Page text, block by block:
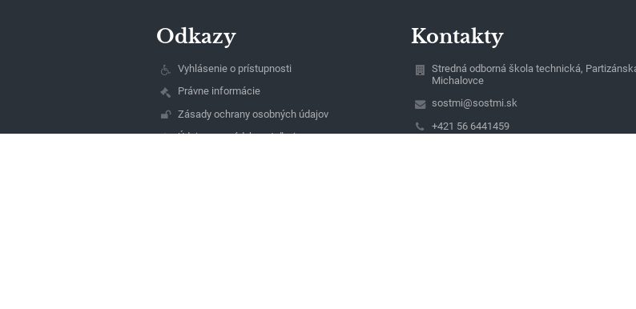
Odkazy
Vyhlásenie o prístupnosti
Právne informácie
Zásady ochrany osobných údajov
Údaje o prevádzkovateľovi
Kontakty
Stredná odborná škola technická,
Michalovce
sostmi@sostmi.sk
+421 56 6441459